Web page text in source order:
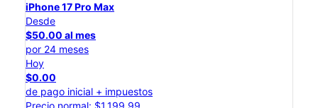
iPhone 17 Pro Max
Desde
$50.00 al mes
por 24 meses
Hoy
$0.00
de pago inicial + impuestos